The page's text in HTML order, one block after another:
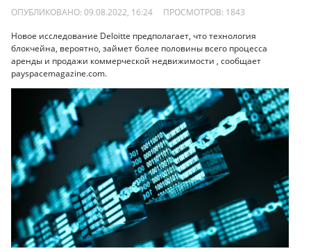
ОПУБЛИКОВАНО: 09.08.2022, 16:24 ПРОСМОТРОВ: 1843
Новое исследование Deloitte предполагает, что технология
блокчейна, вероятно, займет более половины всего процесса
аренды и продажи коммерческой недвижимости , сообщает
payspacemagazine.com.